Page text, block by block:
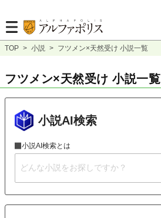
TOP > 小説 > フツメン×天然受け 小説一覧
フツメン×天然受け 小説一覧
小説AI検索
小説AI検索とは